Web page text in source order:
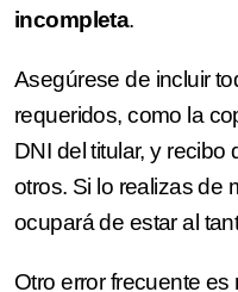
incompleta.
Asegúrese de incluir
requeridos, como la
DNI del titular, y recibo
otros. Si lo realizas de
ocupará de estar al
Otro error frecuente es